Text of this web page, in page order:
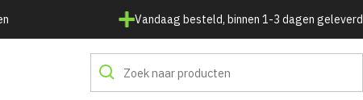
Vandaag besteld, binnen 1-3 dagen geleverd